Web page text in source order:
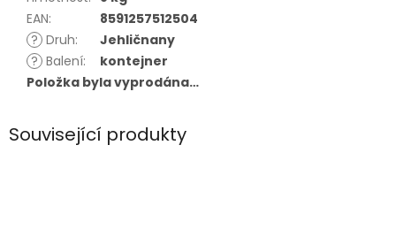
EAN:
8591257512504
? Druh:
Jehličnany
? Balení:
kontejner
Položka byla vyprodána…
Související produkty